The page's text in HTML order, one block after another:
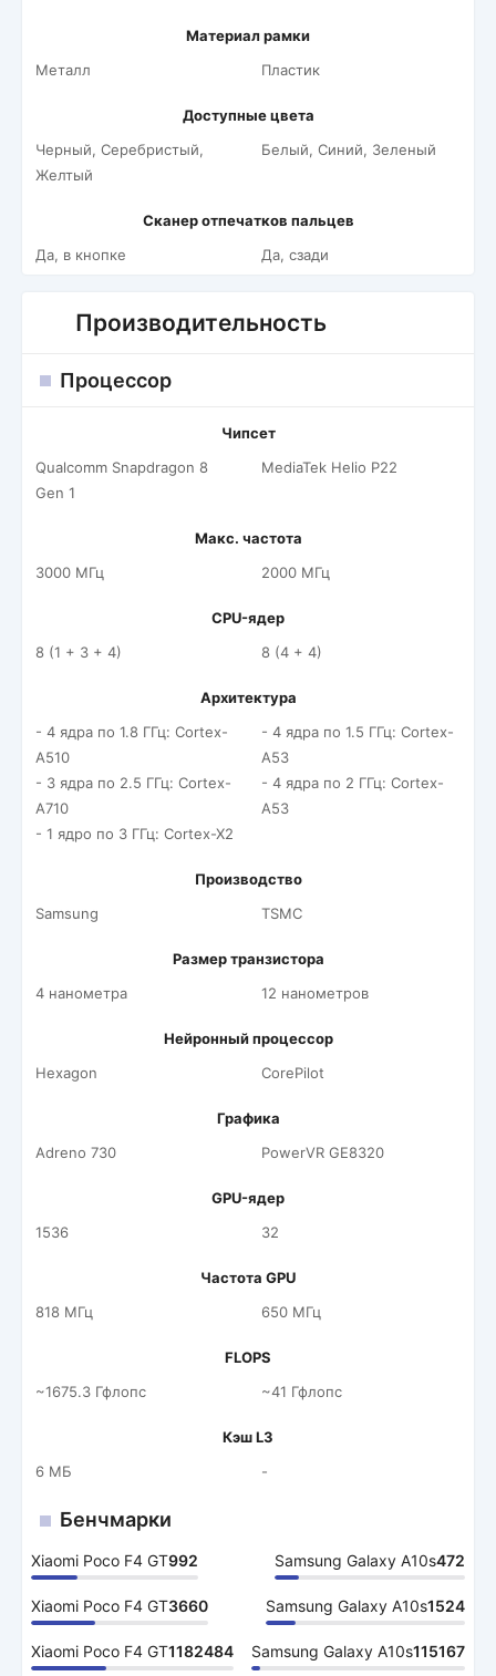
Материал рамки
Металл
Пластик
Доступные цвета
Черный, Серебристый,
Желтый
Белый, Синий, Зеленый
Сканер отпечатков пальцев
Да, в кнопке
Да, сзади
Производительность
Процессор
Чипсет
Qualcomm Snapdragon 8
Gen 1
MediaTek Helio P22
Макс. частота
3000 МГц
2000 МГц
CPU-ядер
8 (1 + 3 + 4)
8 (4 + 4)
Архитектура
- 4 ядра по 1.8 ГГц: Cortex-
A510
- 3 ядра по 2.5 ГГц: Cortex-
A710
- 1 ядро по 3 ГГц: Cortex-X2
- 4 ядра по 1.5 ГГц: Cortex-
A53
- 4 ядра по 2 ГГц: Cortex-
A53
Производство
Samsung
TSMC
Размер транзистора
4 нанометра
12 нанометров
Нейронный процессор
Hexagon
CorePilot
Графика
Adreno 730
PowerVR GE8320
GPU-ядер
1536
32
Частота GPU
818 МГц
650 МГц
FLOPS
~1675.3 Гфлопс
~41 Гфлопс
Кэш L3
6 МБ
-
Бенчмарки
Xiaomi Poco F4 GT992 Samsung Galaxy A10s472
Xiaomi Poco F4 GT3660 Samsung Galaxy A10s1524
Xiaomi Poco F4 GT1182484 Samsung Galaxy A10s115167